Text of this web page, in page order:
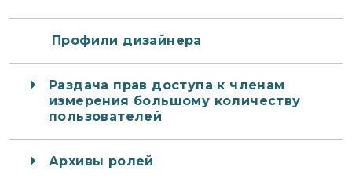
Профили дизайнера
Раздача прав доступа к членам
измерения большому количеству
пользователей
Архивы ролей